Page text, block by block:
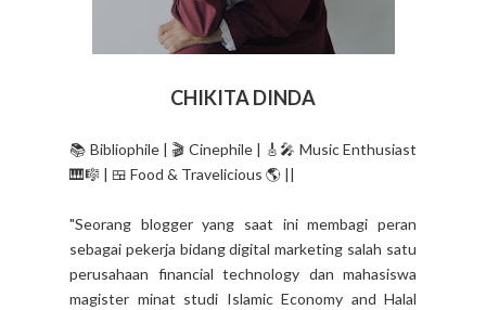
CHIKITA DINDA
📚 Bibliophile | 🎬 Cinephile | 🎸🎤 Music Enthusiast
🎹🎼 | 🍱 Food & Travelicious 🌎 ||
"Seorang blogger yang saat ini membagi peran
sebagai pekerja bidang digital marketing salah satu
perusahaan financial technology dan mahasiswa
magister minat studi Islamic Economy and Halal